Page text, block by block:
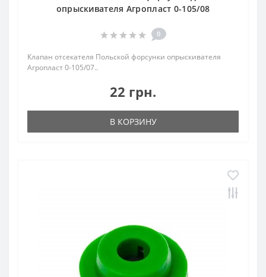
опрыскивателя Агропласт 0-105/08
0
Клапан отсекателя Польской форсунки опрыскивателя
Агропласт 0-105/07..
22 грн.
В КОРЗИНУ